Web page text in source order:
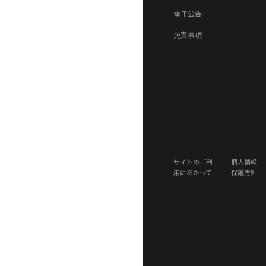
電子公告
免責事項
サイトのご利
用にあたって
個人情報
保護方針